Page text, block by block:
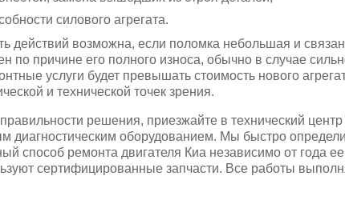
силового агрегата.
действий возможна, если поломка небольшая и
по причине его полного износа, обычно в случае
услуги будет превышать стоимость нового
и технической точек зрения.
решения, приезжайте в технический
диагностическим оборудованием. Мы быстро
способ ремонта двигателя Киа независимо от года
сертифицированные запчасти. Все работы